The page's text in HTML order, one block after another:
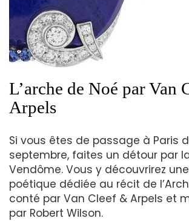
L’arche de Noé par Van
Arpels
Si vous êtes de passage à Paris
septembre, faites un détour par
Vendôme. Vous y découvrirez
poétique dédiée au récit de
conté par Van Cleef & Arpels et
par Robert Wilson.